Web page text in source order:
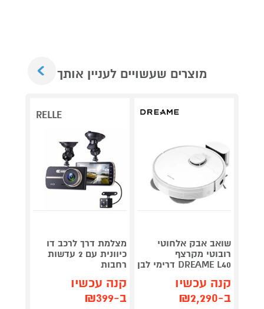
מוצרים שעשויים לעניין אותך
שואב אבק אלחוטי
רובוטי מקרצף
DREAME L40 דרימי לבן
קנה עכשיו
ב-₪2,290
RELLE
מצלמת דרך לרכב דו
כיוונית עם 2 עדשות
רחבות
קנה עכשיו
ב-₪399